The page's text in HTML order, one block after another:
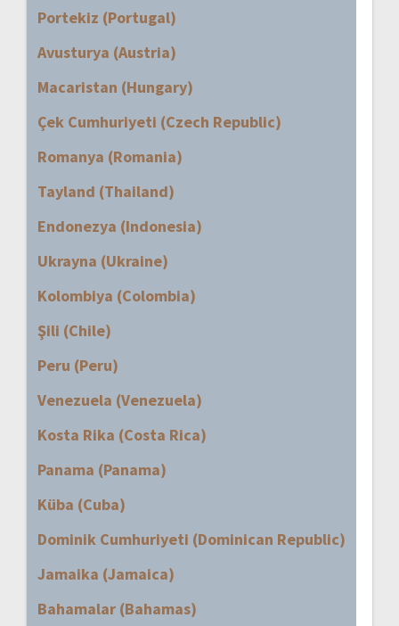
Portekiz (Portugal)
Avusturya (Austria)
Macaristan (Hungary)
Çek Cumhuriyeti (Czech Republic)
Romanya (Romania)
Tayland (Thailand)
Endonezya (Indonesia)
Ukrayna (Ukraine)
Kolombiya (Colombia)
Şili (Chile)
Peru (Peru)
Venezuela (Venezuela)
Kosta Rika (Costa Rica)
Panama (Panama)
Küba (Cuba)
Dominik Cumhuriyeti (Dominican Republic)
Jamaika (Jamaica)
Bahamalar (Bahamas)